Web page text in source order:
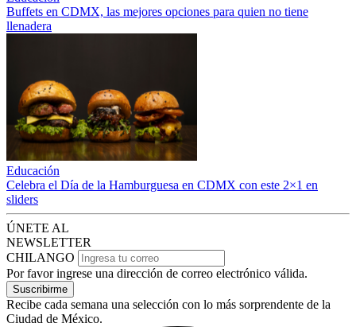
Buffets en CDMX, las mejores opciones para quien no tiene
llenadera
Educación
Celebra el Día de la Hamburguesa en CDMX con este 2×1 en
sliders
ÚNETE AL
NEWSLETTER
CHILANGO
Por favor ingrese una dirección de correo electrónico válida.
Suscribirme
Recibe cada semana una selección con lo más sorprendente de la
Ciudad de México.